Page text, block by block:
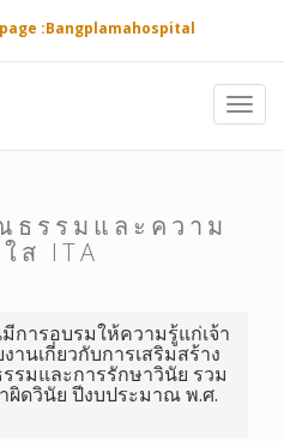
:Bangplamahospital
ธรรมและความ
ส ITA
การอบรมให้ความรู้แก่เจ้า
นเกี่ยวกับการเสริมสร้าง
รมและการรักษาวินัย รวม
ดวินัย ปีงบประมาณ พ.ศ.